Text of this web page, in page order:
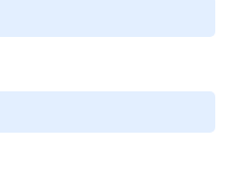
に改善されたことです。
詳細なセキュリティレビュー
の時間と労力を要していま